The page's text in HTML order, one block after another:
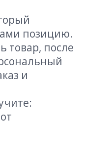
позицию.
товар, после
и